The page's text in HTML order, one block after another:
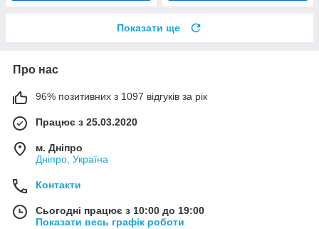
Показати ще
Про нас
96% позитивних з 1097 відгуків за рік
Працює з 25.03.2020
м. Дніпро
Дніпро, Україна
Контакти
Сьогодні працює з 10:00 до 19:00
Показати весь графік роботи